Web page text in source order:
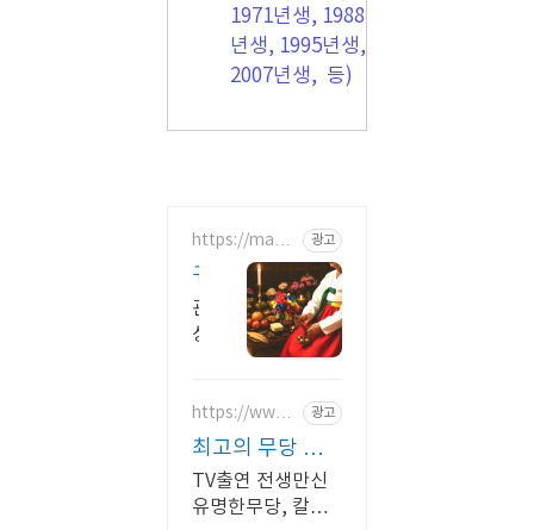
1971년생, 1988
년생, 1995년생,
2007년생, 등)
https://mazz
um.co.kr/
광고
귀
신
같
름
돋
는
띠
관
상/
운
세
료.
연
https://www.
youtube.co
m/@chunjida
ngtv
광고
최고의 무당 전
생만신 한시연
TV출연 전생만신
유명한무당, 칼날